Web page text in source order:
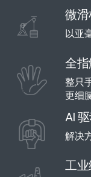
微
以亚
全
整只
更细
AI
解决
工